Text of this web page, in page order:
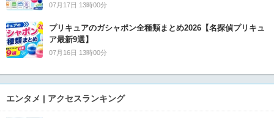
07月17日 13時00分
プリキュアのガシャポン全種類まとめ2026【名探偵プリキュ
ア最新9選】
07月16日 13時00分
エンタメ | アクセスランキング